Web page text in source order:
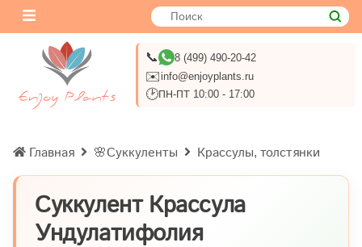
📞 8 (499) 490-20-42
✉️info@enjoyplants.ru
🕑ПН-ПТ 10:00 - 17:00
Главная 🌸Суккуленты Крассулы, толстянки
Суккулент Крассула
Ундулатифолия